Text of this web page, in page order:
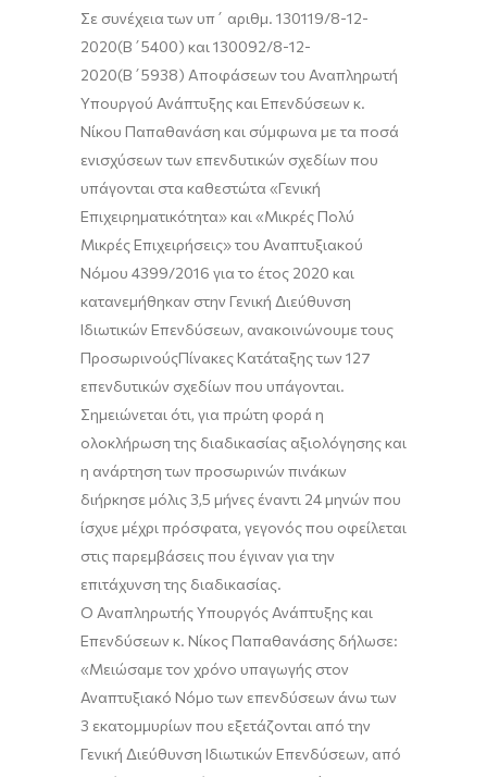
Σε συνέχεια των υπ΄ αριθμ. 130119/8-12-
2020(Β΄5400) και 130092/8-12-
2020(Β΄5938) Αποφάσεων του Αναπληρωτή
Υπουργού Ανάπτυξης και Επενδύσεων κ.
Νίκου Παπαθανάση και σύμφωνα με τα ποσά
ενισχύσεων των επενδυτικών σχεδίων που
υπάγονται στα καθεστώτα «Γενική
Επιχειρηματικότητα» και «Μικρές Πολύ
Μικρές Επιχειρήσεις» του Αναπτυξιακού
Νόμου 4399/2016 για το έτος 2020 και
κατανεμήθηκαν στην Γενική Διεύθυνση
Ιδιωτικών Επενδύσεων, ανακοινώνουμε τους
ΠροσωρινούςΠίνακεςΚατάταξης των 127
επενδυτικών σχεδίων που υπάγονται.
Σημειώνεται ότι, για πρώτη φορά η
ολοκλήρωση της διαδικασίας αξιολόγησης και
η ανάρτηση των προσωρινών πινάκων
διήρκησε μόλις3,5 μήνες έναντι 24 μηνών που
ίσχυε μέχρι πρόσφατα, γεγονός που οφείλεται
στις παρεμβάσεις που έγιναν για την
επιτάχυνση της διαδικασίας.
Ο Αναπληρωτής Υπουργός Ανάπτυξης και
Επενδύσεων κ. Νίκος Παπαθανάσης δήλωσε:
«Μειώσαμε τον χρόνο υπαγωγής στον
Αναπτυξιακό Νόμο των επενδύσεων άνω των
3 εκατομμυρίων που εξετάζονται από την
Γενική Διεύθυνση Ιδιωτικών Επενδύσεων, από